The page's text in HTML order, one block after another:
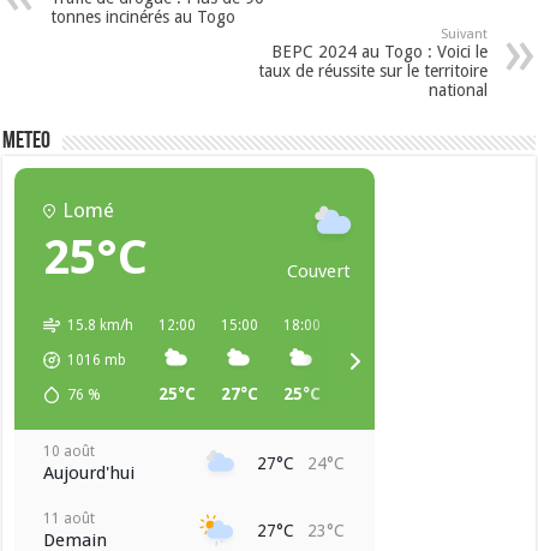
tonnes incinérés au Togo
Suivant
BEPC 2024 au Togo : Voici le
taux de réussite sur le territoire
national
METEO
Lomé
25°C Couvert
15.8 km/h
1016 mb
76 %
12:00
25°C
15:00
27°C
18:00
25°C
10 août
Aujourd'hui 27°C 24°C
11 août
Demain 27°C 23°C